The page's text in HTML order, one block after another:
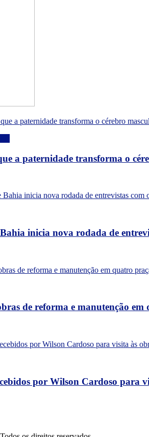
a paternidade transforma o
inicia nova rodada de
de reforma e manutenção em
por Wilson Cardoso para